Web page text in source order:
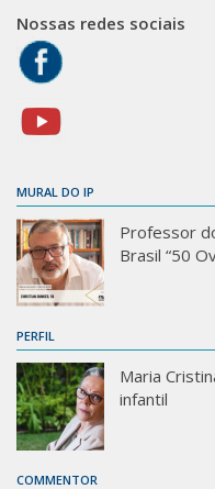
Nossas redes sociais
MURAL DO IP
Professor
Brasil “50
PERFIL
Maria
infantil
COMMENTOR